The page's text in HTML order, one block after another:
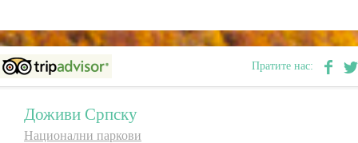
Пратите нас:
Доживи Српску
Национални паркови